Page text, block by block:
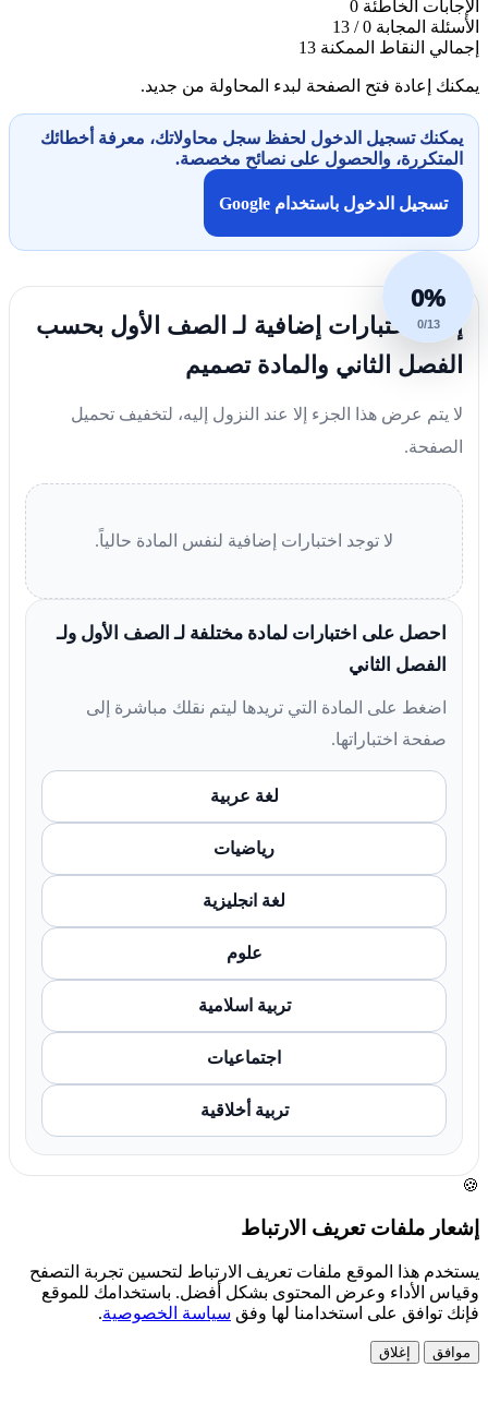
الإجابات الخاطئة 0
الأسئلة المجابة 0 / 13
إجمالي النقاط الممكنة 13
يمكنك إعادة فتح الصفحة لبدء المحاولة من جديد.
يمكنك تسجيل الدخول لحفظ سجل محاولاتك، معرفة أخطائك
المتكررة، والحصول على نصائح مخصصة.
تسجيل الدخول باستخدام Google
0%
0/13
إليك اختبارات إضافية لـ الصف الأول بحسب
الفصل الثاني والمادة تصميم
لا يتم عرض هذا الجزء إلا عند النزول إليه، لتخفيف تحميل
الصفحة.
لا توجد اختبارات إضافية لنفس المادة حالياً.
احصل على اختبارات لمادة مختلفة لـ الصف الأول ولـ
الفصل الثاني
اضغط على المادة التي تريدها ليتم نقلك مباشرة إلى
صفحة اختباراتها.
لغة عربية
رياضيات
لغة انجليزية
علوم
تربية اسلامية
اجتماعيات
تربية أخلاقية
🍪
إشعار ملفات تعريف الارتباط
يستخدم هذا الموقع ملفات تعريف الارتباط لتحسين تجربة التصفح
وقياس الأداء وعرض المحتوى بشكل أفضل. باستخدامك للموقع
فإنك توافق على استخدامنا لها وفق سياسة الخصوصية.
موافق إغلاق